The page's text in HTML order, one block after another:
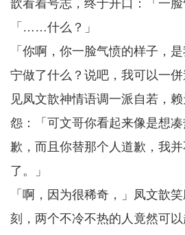
歆看着号志，终于开口：「一脸
「……什么？」
「你啊，你一脸气愤的样子，
宁做了什么？说吧，我可以一併
见凤文歆神情语调一派自若，
怨：「可文哥你看起来像是想
歉，而且你替那个人道歉，我
了。」
「啊，因为很稀奇，」凤文歆
刻，两个不冷不热的人竟然可